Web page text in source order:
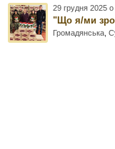
29 грудня 2025
"Що я/ми
Громадянська ,